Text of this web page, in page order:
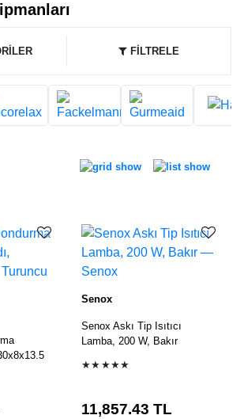
FİLTRELE
Senox
Senox Askı Tip Isıtıcı
Lamba, 200 W, Bakır
★★★★★
11,857.43 TL